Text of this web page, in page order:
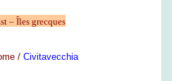
– Îles grecques
/ Civitavecchia